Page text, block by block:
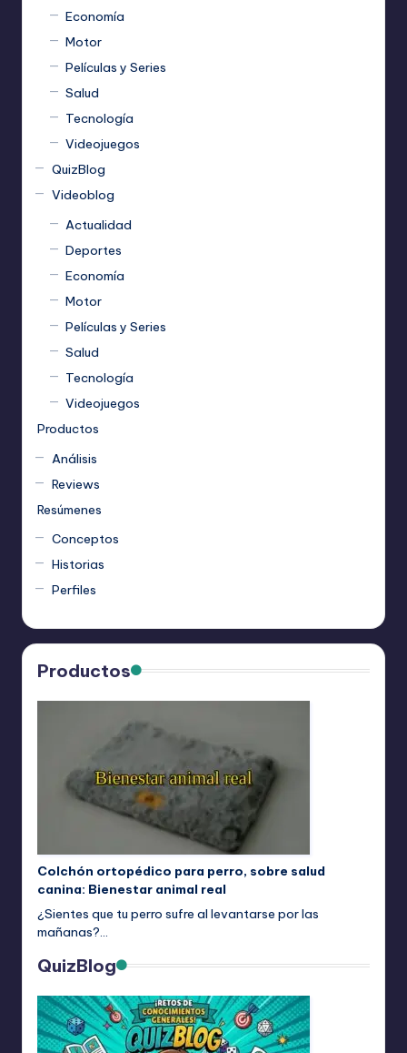
Economía
Motor
Películas y Series
Salud
Tecnología
Videojuegos
QuizBlog
Videoblog
Actualidad
Deportes
Economía
Motor
Películas y Series
Salud
Tecnología
Videojuegos
Productos
Análisis
Reviews
Resúmenes
Conceptos
Historias
Perfiles
Productos
Colchón ortopédico para perro, sobre salud
canina: Bienestar animal real
¿Sientes que tu perro sufre al levantarse por las
mañanas?…
QuizBlog